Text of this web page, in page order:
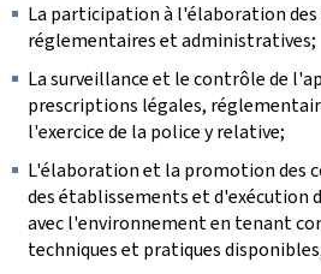
La participation à l'élaboration
réglementaires et administratives;
La surveillance et le contrôle de
prescriptions légales,
l'exercice de la police y relative;
L'élaboration et la promotion des
des établissements et d'exécution
avec l'environnement en tenant
techniques et pratiques